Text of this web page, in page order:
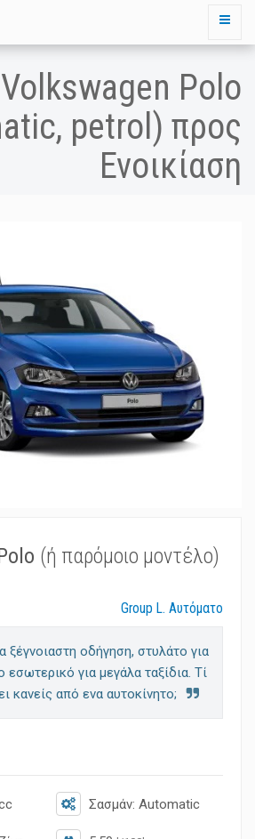
Volkswagen Polo
petrol) προς
Ενοικίαση
(ή παρόμοιο μοντέλο)
Group L. Αυτόματο
ξέγνοιαστη οδήγηση, στυλάτο για
για μεγάλα ταξίδια. Τί
κανείς από ενα αυτοκίνητο;
Σασμάν: Automatic